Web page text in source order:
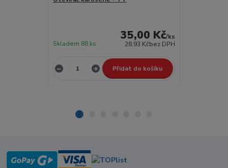
35,00 Kč/ks
28,93 Kčbez DPH
Skladem 88 ks
Přidat do košíku